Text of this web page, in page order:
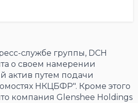
службе группы, DCH
о своем намерении
актив путем подачи
НКЦБФР". Кроме этого
компания Glenshee Holdings